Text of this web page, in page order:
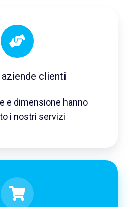
clienti
e dimensione hanno
i nostri servizi